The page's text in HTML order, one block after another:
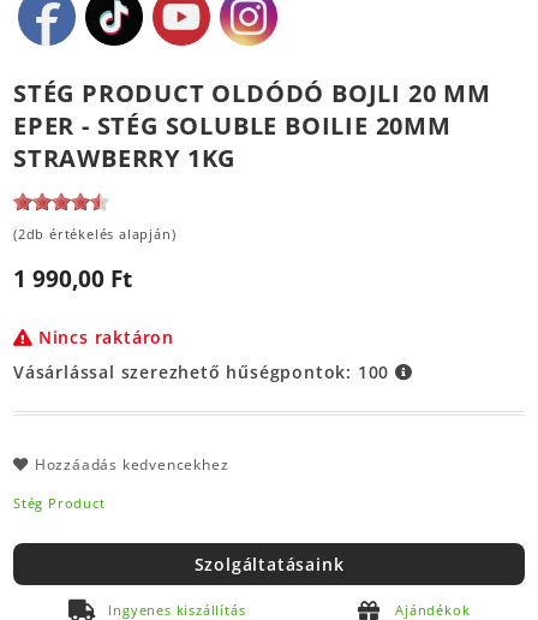
STÉG PRODUCT OLDÓDÓ BOJLI 20 MM
EPER - STÉG SOLUBLE BOILIE 20MM
STRAWBERRY 1KG
(2db értékelés alapján)
1 990,00 Ft
Nincs raktáron
Vásárlással szerezhető hűségpontok: 100
Hozzáadás kedvencekhez
Stég Product
Szolgáltatásaink
Ingyenes kiszállítás Ajándékok